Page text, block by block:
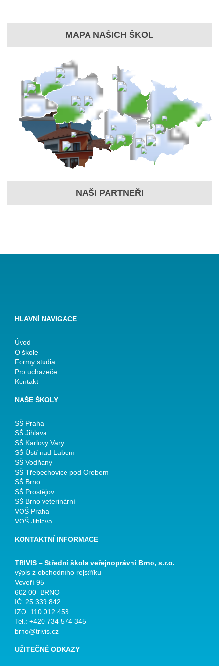
MAPA NAŠICH ŠKOL
NAŠI PARTNEŘI
HLAVNÍ NAVIGACE
Úvod
O škole
Formy studia
Pro uchazeče
Kontakt
NAŠE ŠKOLY
SŠ Praha
SŠ Jihlava
SŠ Karlovy Vary
SŠ Ústí nad Labem
SŠ Vodňany
SŠ Třebechovice pod Orebem
SŠ Brno
SŠ Prostějov
SŠ Brno veterinární
VOŠ Praha
VOŠ Jihlava
KONTAKTNÍ INFORMACE
TRIVIS – Střední škola veřejnoprávní Brno, s.r.o.
výpis z obchodního rejstříku
Veveří 95
602 00 BRNO
IČ: 25 339 842
IZO: 110 012 453
Tel.: +420 734 574 345
brno@trivis.cz
UŽITEČNÉ ODKAZY